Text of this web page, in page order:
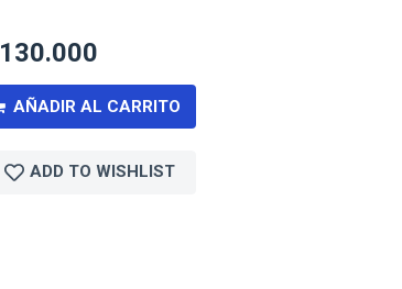
130.000
AÑADIR AL CARRITO
ADD TO WISHLIST